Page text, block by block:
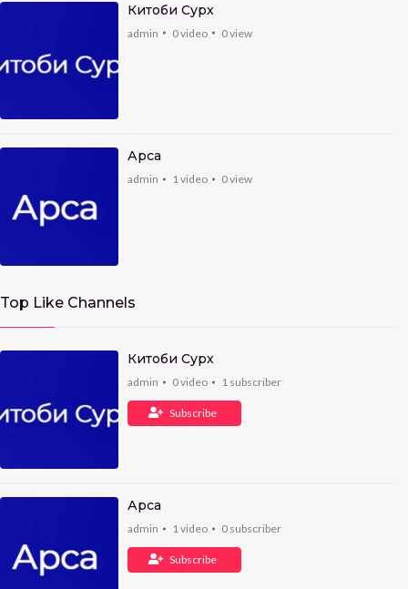
Китоби Сурх
admin 0video 0view
Арса
admin 1video 0view
Top Like Channels
Китоби Сурх
admin 0video 1subscriber
Subscribe
Арса
admin 1video 0subscriber
Subscribe